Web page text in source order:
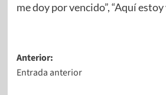
me doy por vencido”, “Aquí estoy
Anterior:
Entrada anterior